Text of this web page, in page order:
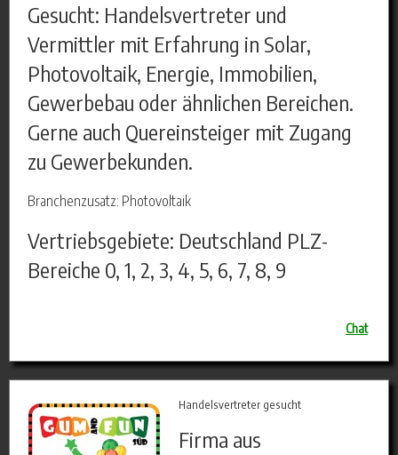
Gesucht: Handelsvertreter und
Vermittler mit Erfahrung in Solar,
Photovoltaik, Energie, Immobilien,
Gewerbebau oder ähnlichen Bereichen.
Gerne auch Quereinsteiger mit Zugang
zu Gewerbekunden.
Branchenzusatz: Photovoltaik
Vertriebsgebiete: Deutschland PLZ-
Bereiche 0, 1, 2, 3, 4, 5, 6, 7, 8, 9
Chat
Handelsvertreter gesucht
Firma aus